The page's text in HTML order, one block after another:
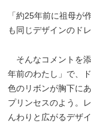
「約25年前に祖母が
も同じデザインのド
そんなコメントを
年前のわたし」で、
色のリボンが胸下に
プリンセスのよう。
んわりと広がるデザ